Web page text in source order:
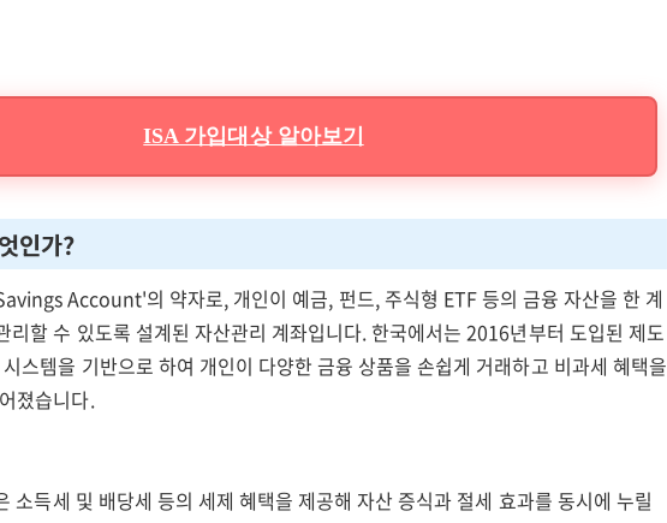
ISA 가입대상 알아보기
인가?
Account'의 약자로, 개인이 예금, 펀드, 주식형 ETF 등의 금융 자산을 한 계
리할 수 있도록 설계된 자산관리 계좌입니다. 한국에서는 2016년부터 도입된 제도
스템을 기반으로 하여 개인이 다양한 금융 상품을 손쉽게 거래하고 비과세 혜택을
졌습니다.
소득세 및 배당세 등의 세제 혜택을 제공해 자산 증식과 절세 효과를 동시에 누릴